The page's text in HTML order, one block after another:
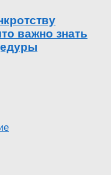
важно знать